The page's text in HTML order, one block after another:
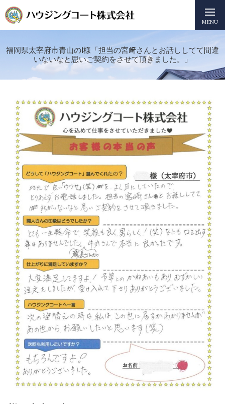
MENU
福岡県太宰府市青山のI様「担当の宮﨑さんとお話ししてて間違
いないなと思いご契約をさせて頂きました。」